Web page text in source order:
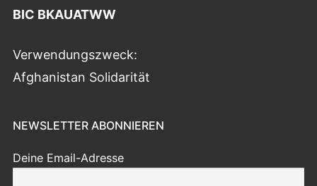
BIC BKAUATWW
Verwendungszweck:
Afghanistan Solidarität
NEWSLETTER ABONNIEREN
Deine Email-Adresse